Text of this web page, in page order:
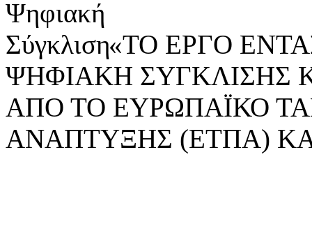
«ΤΟ ΕΡΓΟ
ΨΗΦΙΑΚΗ ΣΥΓΚΛΙΣΗΣ
ΑΠΟ ΤΟ ΕΥΡΩΠΑΪΚΟ
ΑΝΑΠΤΥΞΗΣ (ΕΤΠΑ)